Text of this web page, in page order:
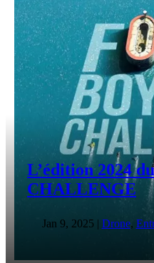
L’édition 2024
CHALLENGE
Jan 9, 2025 | Drone,